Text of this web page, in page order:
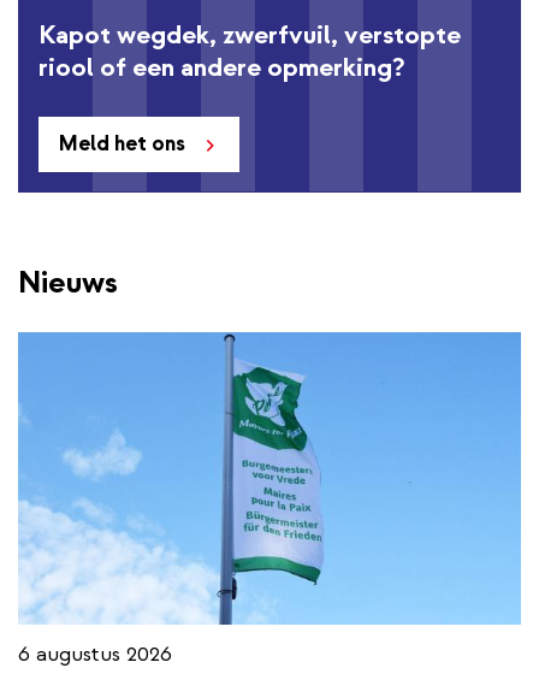
Meld het ons
Kapot wegdek, zwerfvuil, verstopte
riool of een andere opmerking?
Nieuws
6 augustus 2026